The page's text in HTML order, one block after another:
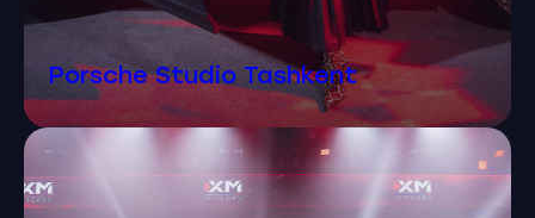
Porsche Studio Tashkent